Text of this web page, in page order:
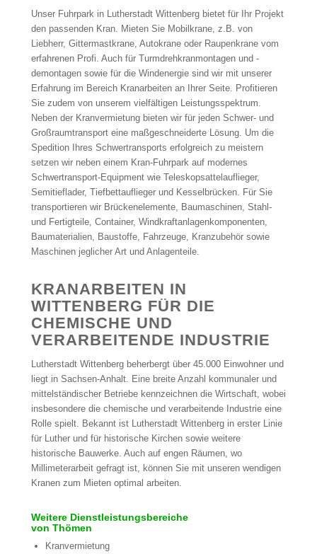
Unser Fuhrpark in Lutherstadt Wittenberg bietet für Ihr Projekt
den passenden Kran. Mieten Sie Mobilkrane, z.B. von
Liebherr, Gittermastkrane, Autokrane oder Raupenkrane vom
erfahrenen Profi. Auch für Turmdrehkranmontagen und -
demontagen sowie für die Windenergie sind wir mit unserer
Erfahrung im Bereich Kranarbeiten an Ihrer Seite. Profitieren
Sie zudem von unserem vielfältigen Leistungsspektrum.
Neben der Kranvermietung bieten wir für jeden Schwer- und
Großraumtransport eine maßgeschneiderte Lösung. Um die
Spedition Ihres Schwertransports erfolgreich zu meistern
setzen wir neben einem Kran-Fuhrpark auf modernes
Schwertransport-Equipment wie Teleskopsattelauflieger,
Semitieflader, Tiefbettauflieger und Kesselbrücken. Für Sie
transportieren wir Brückenelemente, Baumaschinen, Stahl-
und Fertigteile, Container, Windkraftanlagenkomponenten,
Baumaterialien, Baustoffe, Fahrzeuge, Kranzubehör sowie
Maschinen jeglicher Art und Anlagenteile.
KRANARBEITEN IN
WITTENBERG FÜR DIE
CHEMISCHE UND
VERARBEITENDE INDUSTRIE
Lutherstadt Wittenberg beherbergt über 45.000 Einwohner und
liegt in Sachsen-Anhalt. Eine breite Anzahl kommunaler und
mittelständischer Betriebe kennzeichnen die Wirtschaft, wobei
insbesondere die chemische und verarbeitende Industrie eine
Rolle spielt. Bekannt ist Lutherstadt Wittenberg in erster Linie
für Luther und für historische Kirchen sowie weitere
historische Bauwerke. Auch auf engen Räumen, wo
Millimeterarbeit gefragt ist, können Sie mit unseren wendigen
Kranen zum Mieten optimal arbeiten.
Weitere Dienstleistungsbereiche
von Thömen
Kranvermietung